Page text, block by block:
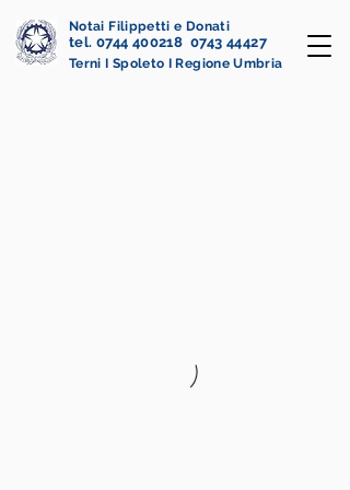
Notai Filippetti e Donati
tel. 0744 400218 0743 44427
Terni I Spoleto I Regione Umbria